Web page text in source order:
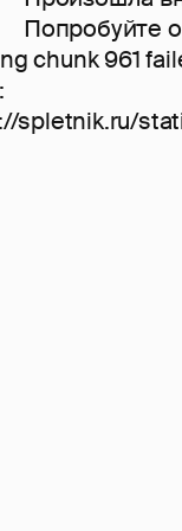
Попробуйте
chunk 961
spletnik.ru/